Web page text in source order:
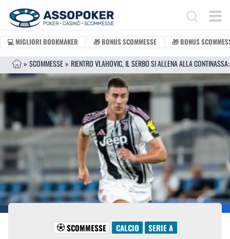
Vai al contenuto
Search for:
💻 MIGLIORI BOOKMAKER 🎁 BONUS SCOMMESSE 🎁 BONUS
» SCOMMESSE»
SCOMMESSE CALCIO SERIE A